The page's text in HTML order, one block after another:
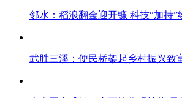
邻水：稻浪翻金迎开镰 科技“加持”
武胜三溪：便民桥架起乡村振兴致